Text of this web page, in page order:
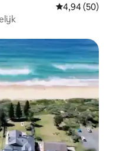
Gemiddelde
4,94 (50)